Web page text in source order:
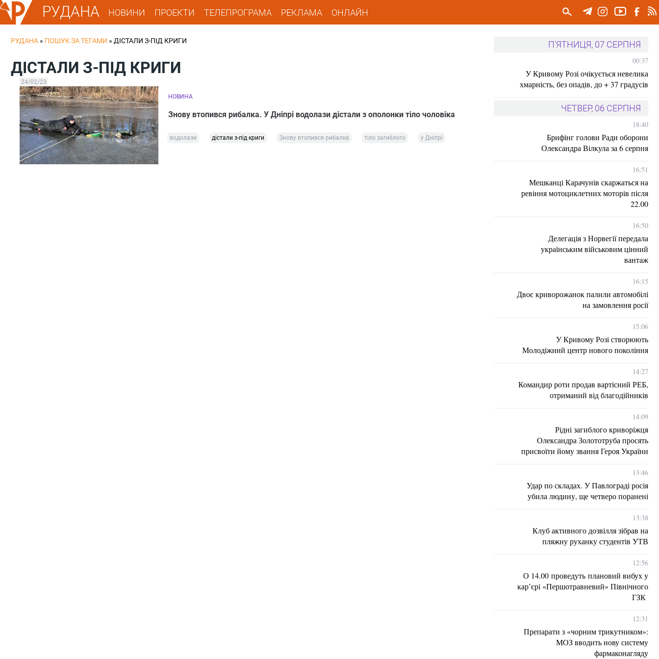
РУДАНА НОВИНИ ПРОЕКТИ ТЕЛЕПРОГРАМА РЕКЛАМА ОНЛАЙН
РУДАНА » ПОШУК ЗА ТЕГАМИ » ДІСТАЛИ З-ПІД КРИГИ
ДІСТАЛИ З-ПІД КРИГИ
24/02/23
НОВИНА
Знову втопився рибалка. У Дніпрі водолази дістали з ополонки тіло чоловіка
водолази дістали з-під криги Знову втопився рибалка тіло загиблого у Дніпрі
П'ЯТНИЦЯ, 07 СЕРПНЯ
00:37
У Кривому Розі очікується невелика
хмарність, без опадів, до + 37 градусів
ЧЕТВЕР, 06 СЕРПНЯ
18:40
Брифінг голови Ради оборони
Олександра Вілкула за 6 серпня
16:51
Мешканці Карачунів скаржаться на
ревіння мотоциклетних моторів після
22.00
16:50
Делегація з Норвегії передала
українським військовим цінний
вантаж
16:15
Двоє криворожанок палили автомобілі
на замовлення росії
15:06
У Кривому Розі створюють
Молодіжний центр нового покоління
14:27
Командир роти продав вартісний РЕБ,
отриманий від благодійників
14:09
Рідні загиблого криворіжця
Олександра Золототруба просять
присвоїти йому звання Героя України
13:46
Удар по складах. У Павлограді росія
убила людину, ще четверо поранені
13:38
Клуб активного дозвілля зібрав на
пляжну руханку студентів УТВ
12:56
О 14.00 проведуть плановий вибух у
кар’єрі «Першотравневий» Північного
ГЗК
12:31
Препарати з «чорним трикутником»:
МОЗ вводить нову систему
фармаконагляду